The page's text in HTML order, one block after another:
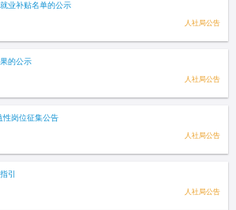
业补贴名单的公示
人社局公告
的公示
人社局公告
岗位征集公告
人社局公告
引
人社局公告